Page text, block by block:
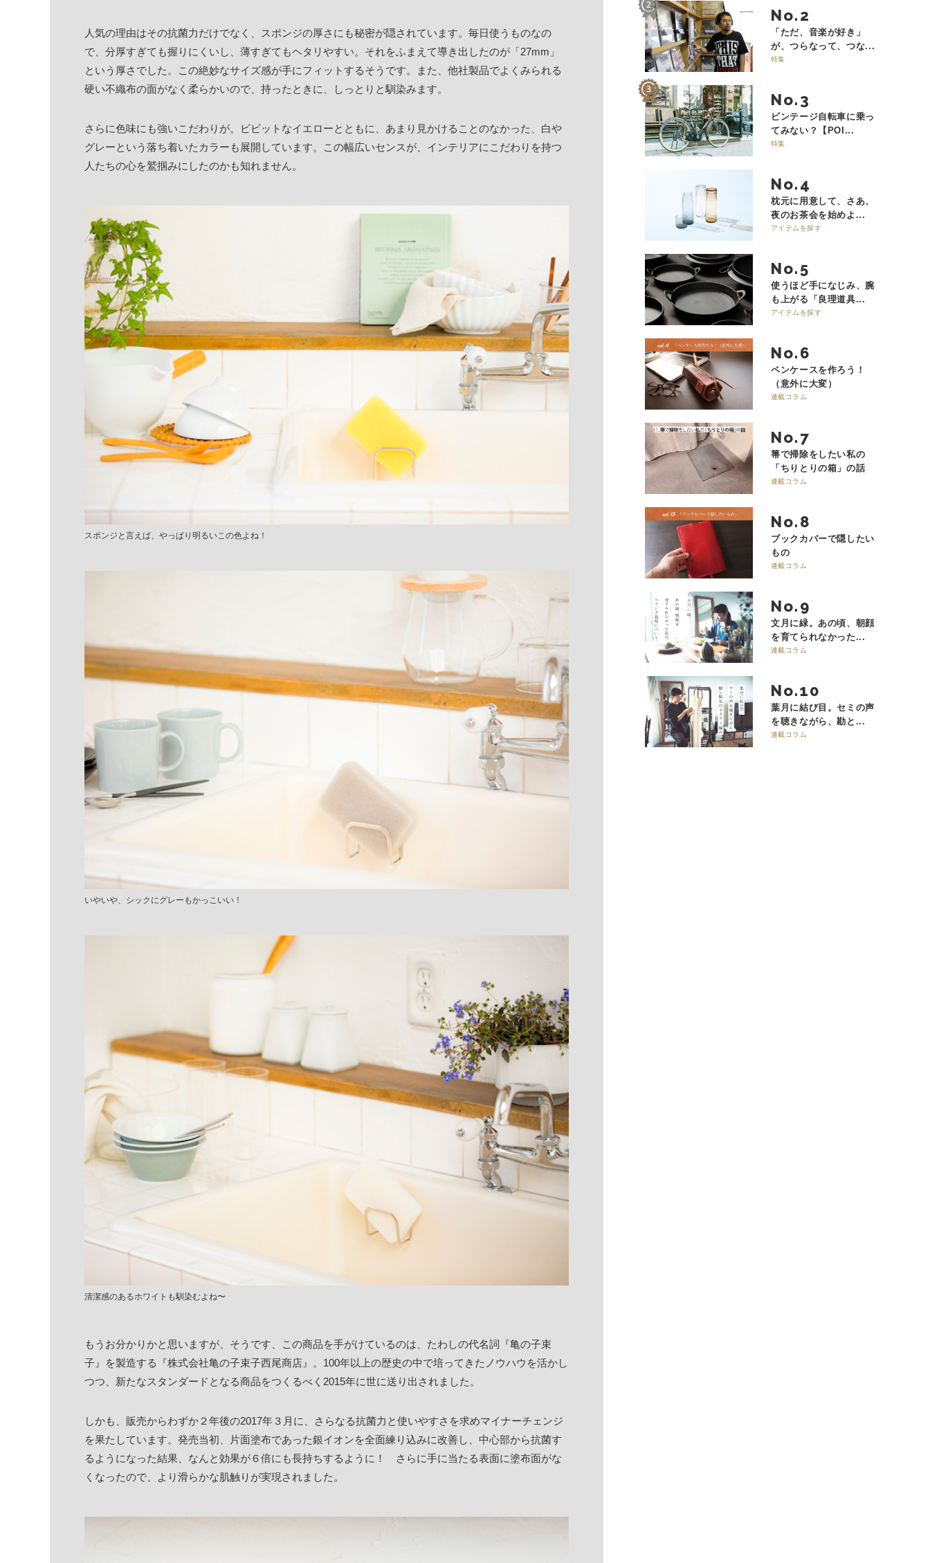
人気の理由はその抗菌力だけでなく、スポンジの厚さにも秘密が隠されています。毎日使うものなの
で、分厚すぎても握りにくいし、薄すぎてもヘタリやすい。それをふまえて導き出したのが「27mm」
という厚さでした。この絶妙なサイズ感が手にフィットするそうです。また、他社製品でよくみられる
硬い不織布の面がなく柔らかいので、持ったときに、しっとりと馴染みます。
さらに色味にも強いこだわりが。ビビットなイエローとともに、あまり見かけることのなかった、白や
グレーという落ち着いたカラーも展開しています。この幅広いセンスが、インテリアにこだわりを持つ
人たちの心を鷲掴みにしたのかも知れません。
スポンジと言えば、やっぱり明るいこの色よね！
いやいや、シックにグレーもかっこいい！
清潔感のあるホワイトも馴染むよね〜
もうお分かりかと思いますが、そうです、この商品を手がけているのは、たわしの代名詞『亀の子束
子』を製造する『株式会社亀の子束子西尾商店』。100年以上の歴史の中で培ってきたノウハウを活かし
つつ、新たなスタンダードとなる商品をつくるべく2015年に世に送り出されました。
しかも、販売からわずか２年後の2017年３月に、さらなる抗菌力と使いやすさを求めマイナーチェンジ
を果たしています。発売当初、片面塗布であった銀イオンを全面練り込みに改善し、中心部から抗菌す
るようになった結果、なんと効果が６倍にも長持ちするように！ さらに手に当たる表面に塗布面がな
くなったので、より滑らかな肌触りが実現されました。
No.
「ただ、音楽が好き」
が、つらなって、つな...
特集
No.
ビンテージ自転車に乗っ
てみない？【POI...
特集
No.
枕元に用意して、さあ、
夜のお茶会を始めよ...
アイテムを探す
No.
使うほど手になじみ、腕
も上がる「良理道具...
アイテムを探す
No.
ペンケースを作ろう！
（意外に大変）
連載コラム
No.
箒で掃除をしたい私の
「ちりとりの箱」の話
連載コラム
No.
ブックカバーで隠したい
もの
連載コラム
No.
文月に緑。あの頃、朝顔
を育てられなかった...
連載コラム
No.
葉月に結び目。セミの声
を聴きながら、勘と...
連載コラム